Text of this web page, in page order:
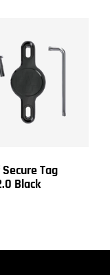
Secure Tag
Black